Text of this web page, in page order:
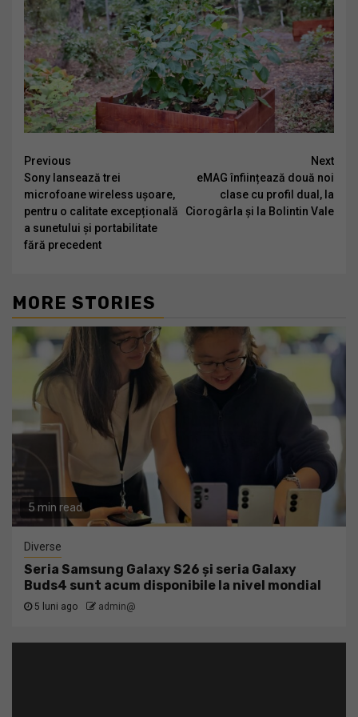
Continue
Reading
Previous
Sony lansează trei
microfoane wireless ușoare,
pentru o calitate excepțională
a sunetului și portabilitate
fără precedent
Next
eMAG înființează două noi
clase cu profil dual, la
Ciorogârla și la Bolintin Vale
MORE STORIES
5 min read
Diverse
Seria Samsung Galaxy S26 și seria Galaxy
Buds4 sunt acum disponibile la nivel mondial
5 luni ago admin@